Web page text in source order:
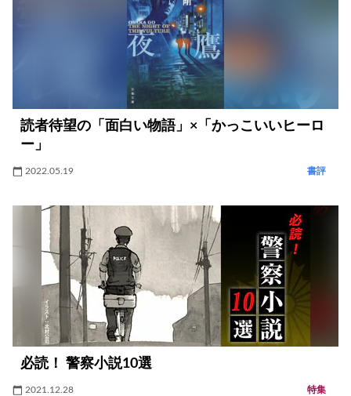
読者待望の「面白い物語」×「かっこいいヒーロ
ー」
2022.05.19 書評
必読！ 警察小説10選
2021.12.28 特集